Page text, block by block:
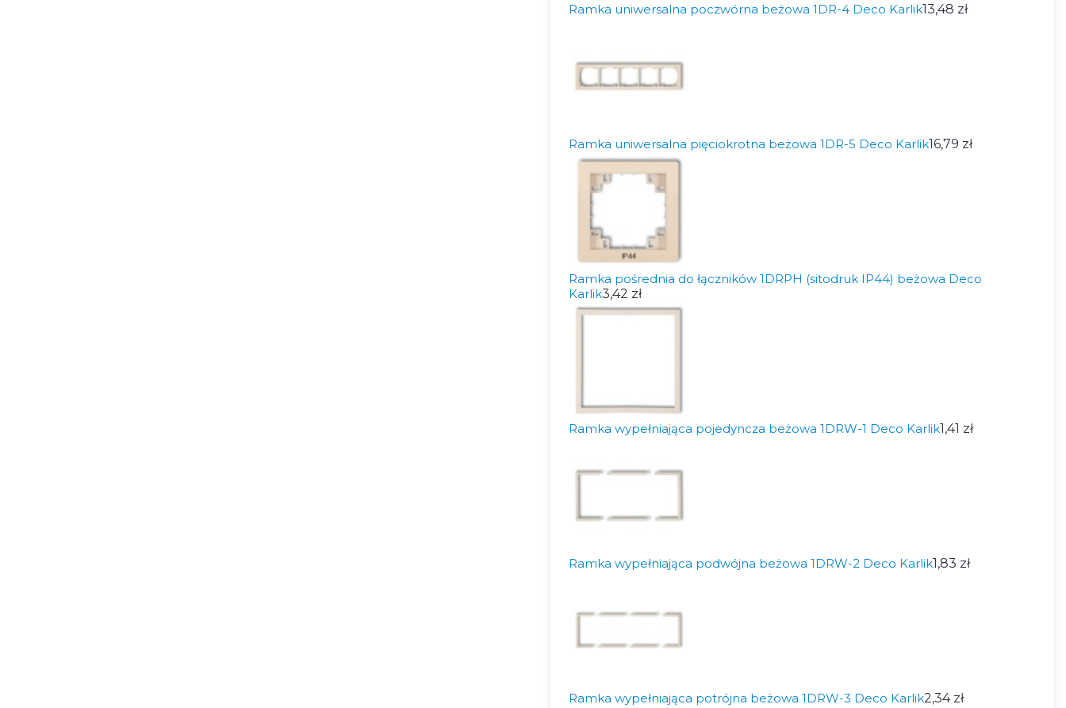
Ramka uniwersalna poczwórna beżowa 1DR-4 Deco Karlik13,48 zł
Ramka uniwersalna pięciokrotna beżowa 1DR-5 Deco Karlik16,79 zł
Ramka pośrednia do łączników 1DRPH (sitodruk IP44) beżowa Deco
Karlik3,42 zł
Ramka wypełniająca pojedyncza beżowa 1DRW-1 Deco Karlik1,41 zł
Ramka wypełniająca podwójna beżowa 1DRW-2 Deco Karlik1,83 zł
Ramka wypełniająca potrójna beżowa 1DRW-3 Deco Karlik2,34 zł